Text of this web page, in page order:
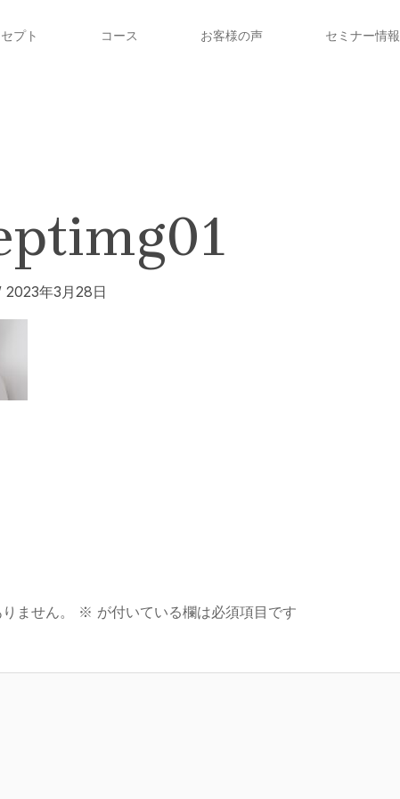
プト コース お客様の声 セミナー情報
2023年3月28日
ません。 ※ が付いている欄は必須項目です